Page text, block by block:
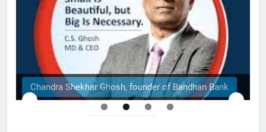
The Structural Engineers Ltd | Dhaka